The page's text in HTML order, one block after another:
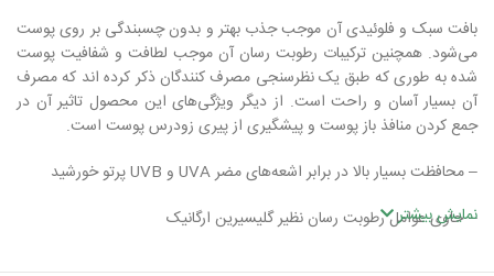
بافت سبک و فلوئیدی آن موجب جذب بهتر و بدون چسبندگی بر روی پوست
می‌شود. همچنین ترکیبات رطوبت رسان آن موجب لطافت و شفافیت پوست
شده به طوری که طبق یک نظرسنجی مصرف کنندگان ذکر کرده اند که مصرف
آن بسیار آسان و راحت است. از دیگر ویژگی‌های این محصول تاثیر آن در
جمع کردن منافذ باز پوست و پیشگیری از پیری زودرس پوست است.
– محافظت بسیار بالا در برابر اشعه‌های مضر UVA و UVB پرتو خورشید
– حاوی عوامل رطوبت رسان نظیر گلیسیرین ارگانیک
نمایش بیشتر